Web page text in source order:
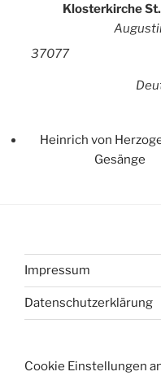
Klosterkirche
37077
Heinrich von
Gesänge
Impressum
Datenschutzerklärung
Cookie Einstellungen